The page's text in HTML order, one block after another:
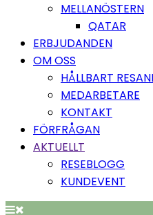
MELLANÖSTERN
QATAR
ERBJUDANDEN
OM OSS
HÅLLBART
MEDARBETARE
KONTAKT
FÖRFRÅGAN
AKTUELLT
RESEBLOGG
KUNDEVENT